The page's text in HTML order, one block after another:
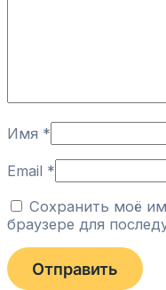
Имя *
Email *
Сохранить моё
браузере для